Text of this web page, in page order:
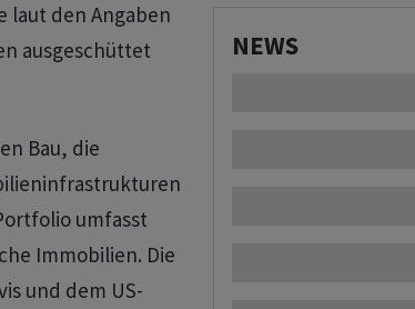
laut den Angaben
ausgeschüttet
Bau, die
umfasst
Immobilien. Die
und dem US-
NEWS